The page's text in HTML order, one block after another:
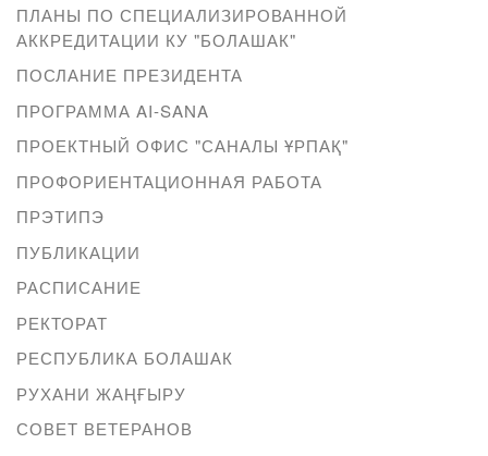
ПЛАНЫ ПО СПЕЦИАЛИЗИРОВАННОЙ
АККРЕДИТАЦИИ КУ "БОЛАШАК"
ПОСЛАНИЕ ПРЕЗИДЕНТА
ПРОГРАММА AI-SANA
ПРОЕКТНЫЙ ОФИС "САНАЛЫ ҰРПАҚ"
ПРОФОРИЕНТАЦИОННАЯ РАБОТА
ПРЭТИПЭ
ПУБЛИКАЦИИ
РАСПИСАНИЕ
РЕКТОРАТ
РЕСПУБЛИКА БОЛАШАК
РУХАНИ ЖАҢҒЫРУ
СОВЕТ ВЕТЕРАНОВ